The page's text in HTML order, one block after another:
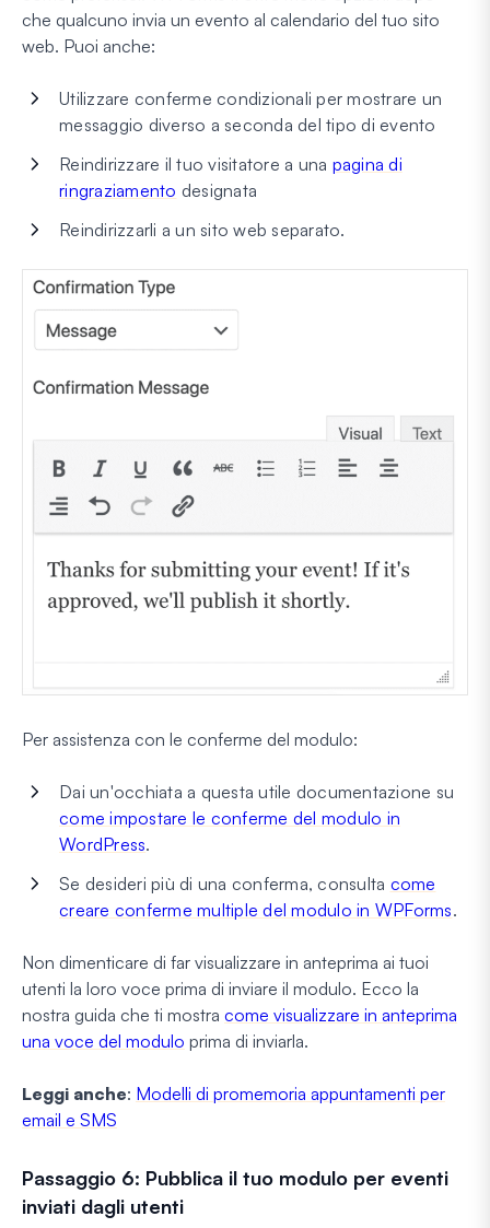
che qualcuno invia un evento al calendario del tuo sito
web. Puoi anche:
Utilizzare conferme condizionali per mostrare un
messaggio diverso a seconda del tipo di evento
Reindirizzare il tuo visitatore a una pagina di
ringraziamento designata
Reindirizzarli a un sito web separato.
Per assistenza con le conferme del modulo:
Dai un'occhiata a questa utile documentazione su
come impostare le conferme del modulo in
WordPress.
Se desideri più di una conferma, consulta come
creare conferme multiple del modulo in WPForms.
Non dimenticare di far visualizzare in anteprima ai tuoi
utenti la loro voce prima di inviare il modulo. Ecco la
nostra guida che ti mostra come visualizzare in anteprima
una voce del modulo prima di inviarla.
Leggi anche: Modelli di promemoria appuntamenti per
email e SMS
Passaggio 6: Pubblica il tuo modulo per eventi
inviati dagli utenti